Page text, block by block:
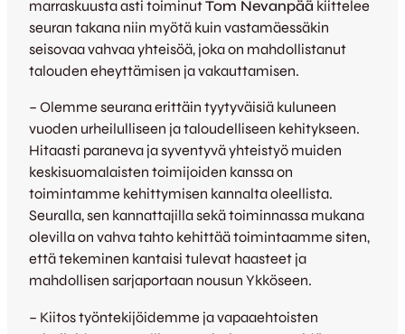
marraskuusta asti toiminutTom Nevanpää kiittelee
seuran takana niin myötä kuin vastamäessäkin
seisovaa vahvaa yhteisöä, joka on mahdollistanut
talouden eheyttämisen ja vakauttamisen.
– Olemme seurana erittäin tyytyväisiä kuluneen
vuoden urheilulliseen ja taloudelliseen kehitykseen.
Hitaasti paraneva ja syventyvä yhteistyö muiden
keskisuomalaisten toimijoiden kanssa on
toimintamme kehittymisen kannalta oleellista.
Seuralla, sen kannattajilla sekä toiminnassa mukana
olevilla on vahva tahto kehittää toimintaamme siten,
että tekeminen kantaisi tulevat haasteet ja
mahdollisen sarjaportaan nousun Ykköseen.
– Kiitos työntekijöidemme ja vapaaehtoisten